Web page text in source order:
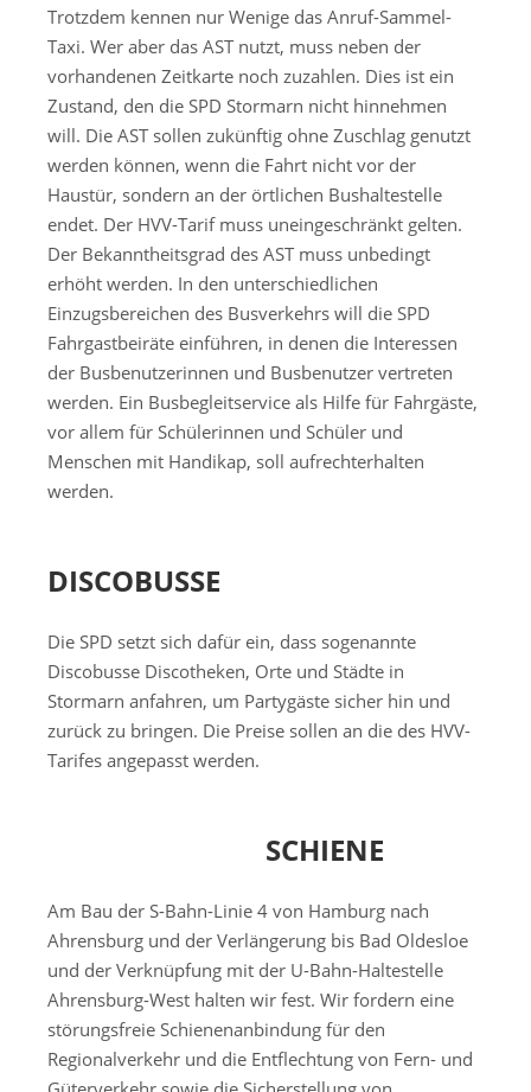
Trotzdem kennen nur Wenige das Anruf-Sammel-
Taxi. Wer aber das AST nutzt, muss neben der
vorhandenen Zeitkarte noch zuzahlen. Dies ist ein
Zustand, den die SPD Stormarn nicht hinnehmen
will. Die AST sollen zukünftig ohne Zuschlag genutzt
werden können, wenn die Fahrt nicht vor der
Haustür, sondern an der örtlichen Bushaltestelle
endet. Der HVV-Tarif muss uneingeschränkt gelten.
Der Bekanntheitsgrad des AST muss unbedingt
erhöht werden. In den unterschiedlichen
Einzugsbereichen des Busverkehrs will die SPD
Fahrgastbeiräte einführen, in denen die Interessen
der Busbenutzerinnen und Busbenutzer vertreten
werden. Ein Busbegleitservice als Hilfe für Fahrgäste,
vor allem für Schülerinnen und Schüler und
Menschen mit Handikap, soll aufrechterhalten
werden.
DISCOBUSSE
Die SPD setzt sich dafür ein, dass sogenannte
Discobusse Discotheken, Orte und Städte in
Stormarn anfahren, um Partygäste sicher hin und
zurück zu bringen. Die Preise sollen an die des HVV-
Tarifes angepasst werden.
SCHIENE
Am Bau der S-Bahn-Linie 4 von Hamburg nach
Ahrensburg und der Verlängerung bis Bad Oldesloe
und der Verknüpfung mit der U-Bahn-Haltestelle
Ahrensburg-West halten wir fest. Wir fordern eine
störungsfreie Schienenanbindung für den
Regionalverkehr und die Entflechtung von Fern- und